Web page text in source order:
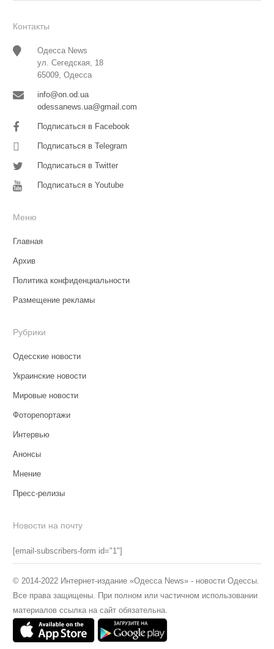
Контакты
Одесса News
ул. Сегедская, 18
65009, Одесса
info@on.od.ua
odessanews.ua@gmail.com
Подписаться в Facebook
Подписаться в Telegram
Подписаться в Twitter
Подписаться в Youtube
Меню
Главная
Архив
Политика конфиденциальности
Размещение рекламы
Рубрики
Одесские новости
Украинские новости
Мировые новости
Фоторепортажи
Интервью
Анонсы
Мнение
Пресс-релизы
Новости на почту
[email-subscribers-form id="1"]
© 2014-2022 Интернет-издание «Одесса News» - новости Одессы.
Все права защищены. При полном или частичном использовании
материалов ссылка на сайт обязательна.